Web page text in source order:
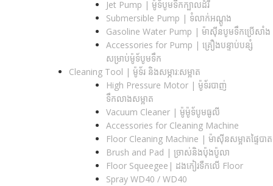
Jet Pump | ម៉ូទ័បូមទឹកក្បាលដំរី
Submersible Pump | ទំលាក់អណ្តូង
Gasoline Water Pump | ម៉ាស៊ីនបូមទឹកប្រើសាំង
Accessories for Pump | គ្រឿងបន្ទាប់បន្សំ
សម្រាប់ម៉ូទ័បូមទឹក
Cleaning Tool | ម៉ូទ័រ និងសម្ភារ:សម្អាត
High Pressure Motor | ម៉ូទ័របាញ់
ទឹកលាងសម្អាត
Vacuum Cleaner | ម៉ូម៉ូទ័បូមធូលី
Accessories for Cleaning Machine
Floor Cleaning Machine | ម៉ាស៊ីនសម្អាតផ្ទៃបាត
Brush and Pad | ច្រាស់និងប៉ុងប៉ូលា
Floor Squeegee| ដងកៀរទឺកលើ Floor
Spray WD40 / WD40